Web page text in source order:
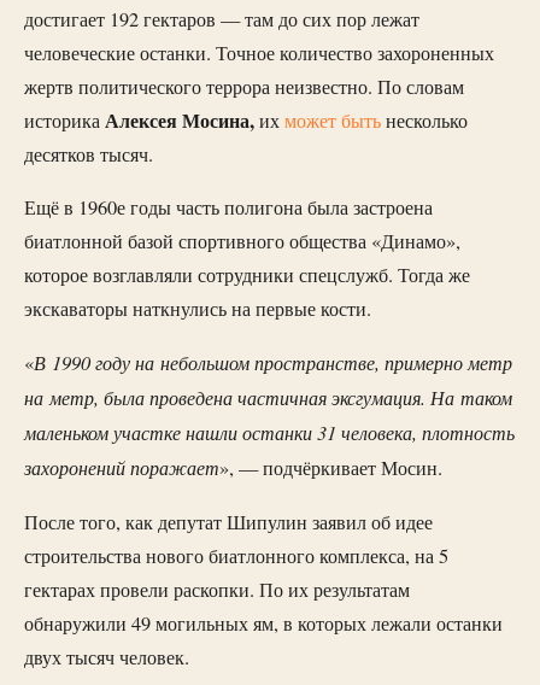
достигает 192 гектаров — там до сих пор лежат
человеческие останки. Точное количество захороненных
жертв политического террора неизвестно. По словам
историкаАлексея Мосина,ихможет бытьнесколько
десятков тысяч.
Ещё в 1960е годы часть полигона была застроена
биатлонной базой спортивного общества «Динамо»,
которое возглавляли сотрудники спецслужб. Тогда же
экскаваторы наткнулись на первые кости.
«В 1990 году на небольшом пространстве, примерно метр
на метр, была проведена частичная эксгумация. На таком
маленьком участке нашли останки 31 человека, плотность
захоронений поражает», — подчёркивает Мосин.
После того, как депутат Шипулин заявил об идее
строительства нового биатлонного комплекса, на 5
гектарах провели раскопки. По их результатам
обнаружили 49 могильных ям, в которых лежали останки
двух тысяч человек.